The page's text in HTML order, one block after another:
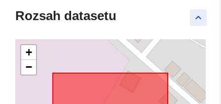
keyboard_arrow_up
Rozsah datasetu
+
−